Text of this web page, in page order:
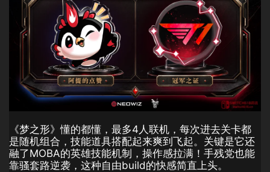
《梦之形》懂的都懂，最多4人联机，每次进去关卡都
是随机组合，技能道具搭配起来爽到飞起。关键是它还
融了MOBA的英雄技能机制，操作感拉满！手残党也能
靠骚套路逆袭，这种自由build的快感简直上头。